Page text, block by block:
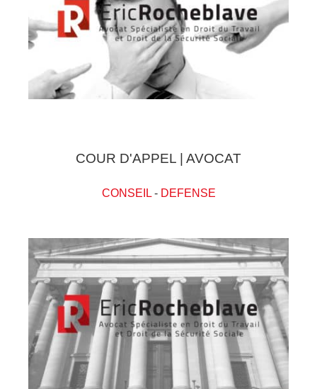
COUR D'APPEL | AVOCAT
CONSEIL- DEFENSE